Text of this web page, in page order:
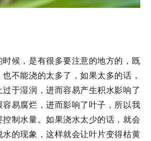
时候，是有很多要注意的地方的，既
不能浇的太多了，如果太多的话，
于湿润，进而容易产生积水影响了
容易腐烂，进而影响了叶子，所以我
控制水量。如果浇水太少的话，就会
水的现象，这样就会让叶片变得枯黄